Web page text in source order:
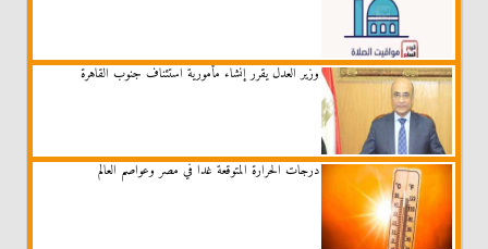
وزير العدل يقرر إنشاء مأمورية استئناف جنوب القاهرة
درجات الحرارة المتوقعة غدا في مصر وعواصم العالم